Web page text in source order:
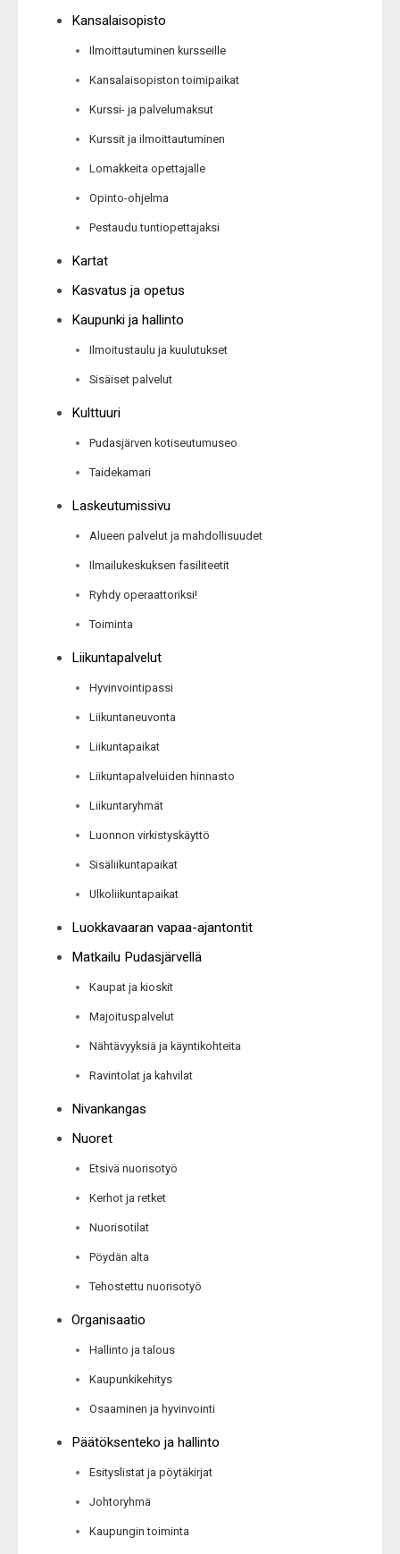
Kansalaisopisto
Ilmoittautuminen kursseille
Kansalaisopiston toimipaikat
Kurssi- ja palvelumaksut
Kurssit ja ilmoittautuminen
Lomakkeita opettajalle
Opinto-ohjelma
Pestaudu tuntiopettajaksi
Kartat
Kasvatus ja opetus
Kaupunki ja hallinto
Ilmoitustaulu ja kuulutukset
Sisäiset palvelut
Kulttuuri
Pudasjärven kotiseutumuseo
Taidekamari
Laskeutumissivu
Alueen palvelut ja mahdollisuudet
Ilmailukeskuksen fasiliteetit
Ryhdy operaattoriksi!
Toiminta
Liikuntapalvelut
Hyvinvointipassi
Liikuntaneuvonta
Liikuntapaikat
Liikuntapalveluiden hinnasto
Liikuntaryhmät
Luonnon virkistyskäyttö
Sisäliikuntapaikat
Ulkoliikuntapaikat
Luokkavaaran vapaa-ajantontit
Matkailu Pudasjärvellä
Kaupat ja kioskit
Majoituspalvelut
Nähtävyyksiä ja käyntikohteita
Ravintolat ja kahvilat
Nivankangas
Nuoret
Etsivä nuorisotyö
Kerhot ja retket
Nuorisotilat
Pöydän alta
Tehostettu nuorisotyö
Organisaatio
Hallinto ja talous
Kaupunkikehitys
Osaaminen ja hyvinvointi
Päätöksenteko ja hallinto
Esityslistat ja pöytäkirjat
Johtoryhmä
Kaupungin toiminta